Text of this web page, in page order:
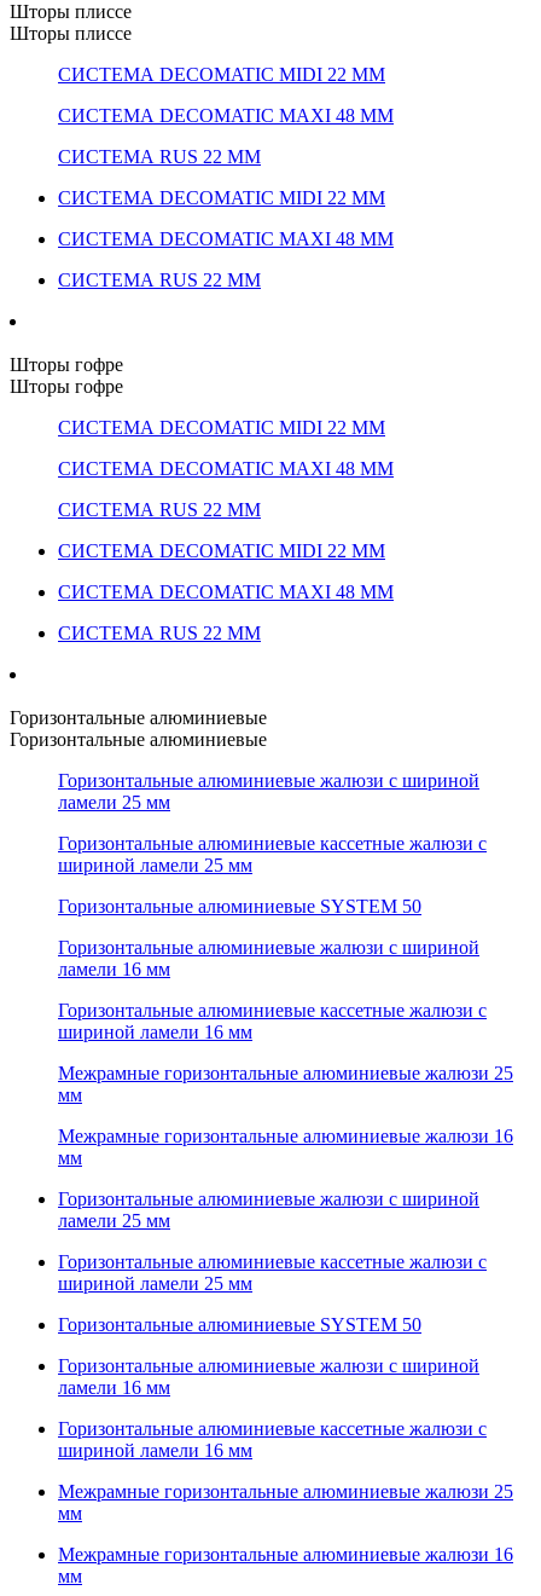
Шторы плиссе
Шторы плиссе
СИСТЕМА DECOMATIC MIDI 22 ММ
СИСТЕМА DECOMATIC MAXI 48 ММ
СИСТЕМА RUS 22 ММ
СИСТЕМА DECOMATIC MIDI 22 ММ
СИСТЕМА DECOMATIC MAXI 48 ММ
СИСТЕМА RUS 22 ММ
Шторы гофре
Шторы гофре
СИСТЕМА DECOMATIC MIDI 22 ММ
СИСТЕМА DECOMATIC MAXI 48 ММ
СИСТЕМА RUS 22 ММ
СИСТЕМА DECOMATIC MIDI 22 ММ
СИСТЕМА DECOMATIC MAXI 48 ММ
СИСТЕМА RUS 22 ММ
Горизонтальные алюминиевые
Горизонтальные алюминиевые
Горизонтальные алюминиевые жалюзи с шириной
ламели 25 мм
Горизонтальные алюминиевые кассетные жалюзи с
шириной ламели 25 мм
Горизонтальные алюминиевые SYSTEM 50
Горизонтальные алюминиевые жалюзи с шириной
ламели 16 мм
Горизонтальные алюминиевые кассетные жалюзи с
шириной ламели 16 мм
Межрамные горизонтальные алюминиевые жалюзи 25
мм
Межрамные горизонтальные алюминиевые жалюзи 16
мм
Горизонтальные алюминиевые жалюзи с шириной
ламели 25 мм
Горизонтальные алюминиевые кассетные жалюзи с
шириной ламели 25 мм
Горизонтальные алюминиевые SYSTEM 50
Горизонтальные алюминиевые жалюзи с шириной
ламели 16 мм
Горизонтальные алюминиевые кассетные жалюзи с
шириной ламели 16 мм
Межрамные горизонтальные алюминиевые жалюзи 25
мм
Межрамные горизонтальные алюминиевые жалюзи 16
мм